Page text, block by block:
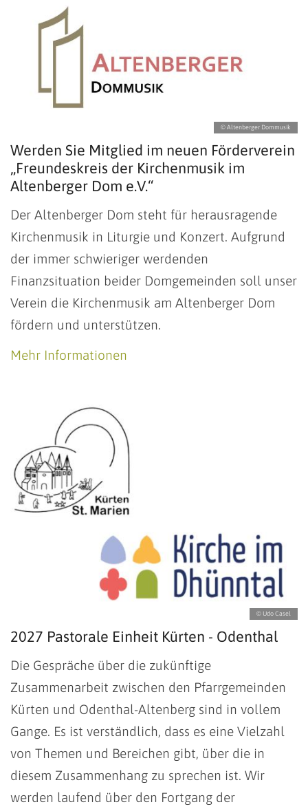
© Altenberger Dommusik
Werden Sie Mitglied im neuen Förderverein
„Freundeskreis der Kirchenmusik im
Altenberger Dom e.V.“
Der Altenberger Dom steht für herausragende
Kirchenmusik in Liturgie und Konzert. Aufgrund
der immer schwieriger werdenden
Finanzsituation beider Domgemeinden soll unser
Verein die Kirchenmusik am Altenberger Dom
fördern und unterstützen.
Mehr Informationen
© Udo Casel
2027 Pastorale Einheit Kürten - Odenthal
Die Gespräche über die zukünftige
Zusammenarbeit zwischen den Pfarrgemeinden
Kürten und Odenthal-Altenberg sind in vollem
Gange. Es ist verständlich, dass es eine Vielzahl
von Themen und Bereichen gibt, über die in
diesem Zusammenhang zu sprechen ist. Wir
werden laufend über den Fortgang der